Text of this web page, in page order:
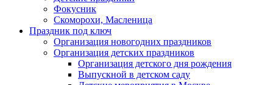
Фокусник
Скоморохи, Масленица
Праздник под ключ
Организация новогодних праздников
Организация детских праздников
Организация детского дня рождения
Выпускной в детском саду